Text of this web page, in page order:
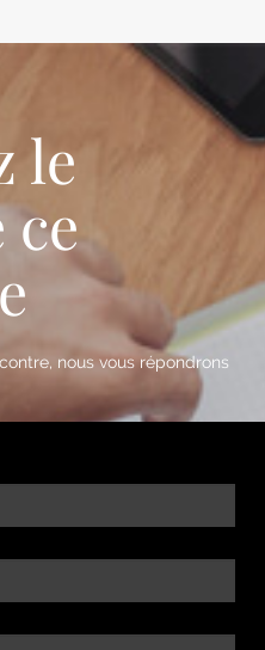
le
nous vous répondrons